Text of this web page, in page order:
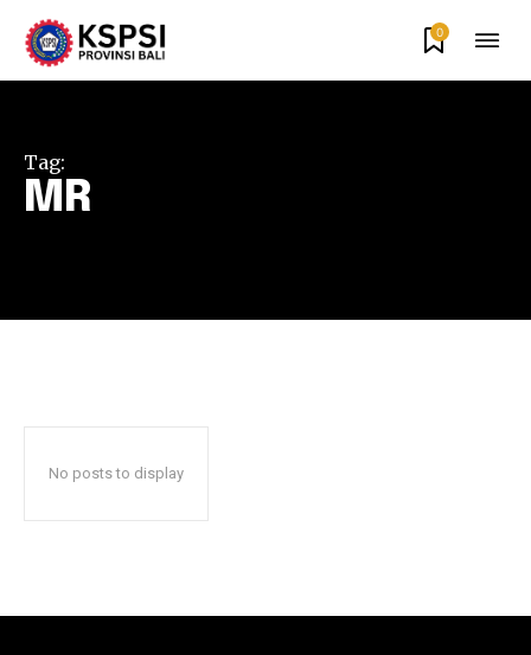
0
Tag:
MR
No posts to display